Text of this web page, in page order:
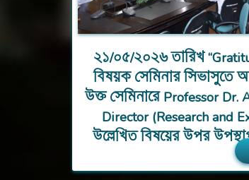
২১/০৫/২০২৬ তারিখ
বিষয়ক সেমিনার সিভাসুতে
উক্ত সেমিনারে Professor Dr.
Director (Research and
উল্লেখিত বিষয়ের উপর